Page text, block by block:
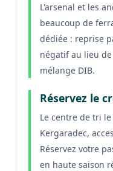
L'arsenal et les
beaucoup de
dédiée : reprise
négatif au lieu
mélange DIB.
Réservez le
Le centre de tri
Kergaradec,
Réservez votre
en haute saison